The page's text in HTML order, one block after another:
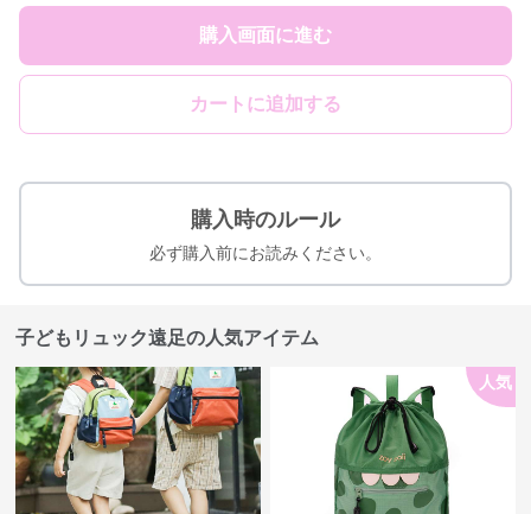
購入画面に進む
カートに追加する
購入時のルール
必ず購入前にお読みください。
子どもリュック遠足の人気アイテム
人気